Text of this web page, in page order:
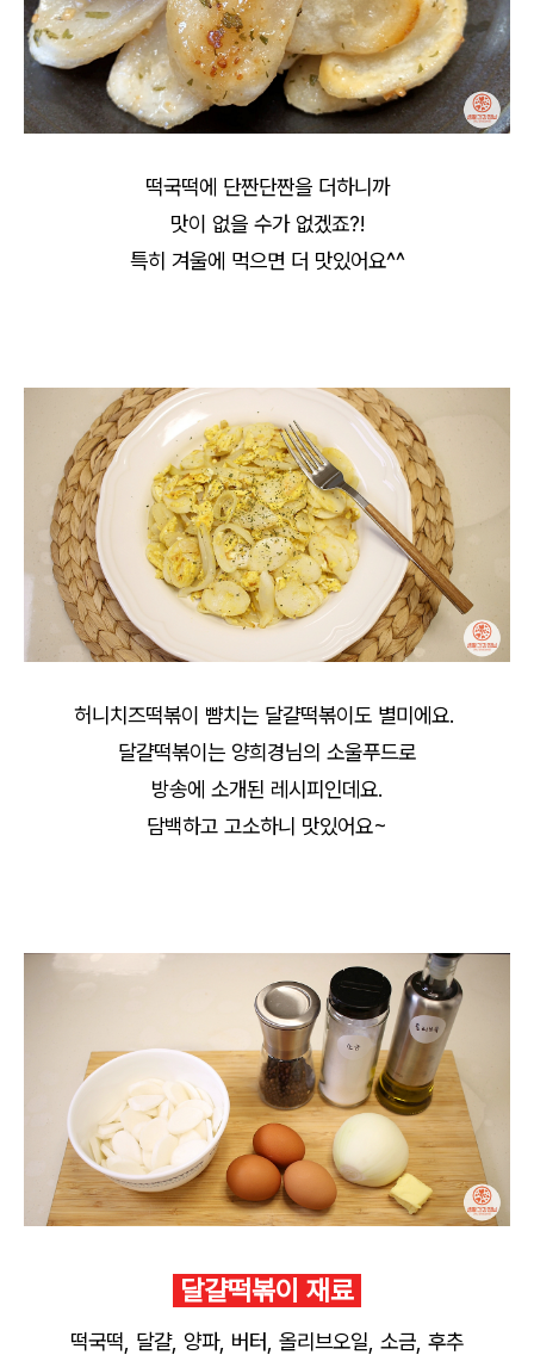
떡국떡에 단짠단짠을 더하니까
맛이 없을 수가 없겠죠?!
특히 겨울에 먹으면 더 맛있어요^^
허니치즈떡볶이 뺨치는 달걀떡볶이도 별미에요.
달걀떡볶이는 양희경님의 소울푸드로
방송에 소개된 레시피인데요.
담백하고 고소하니 맛있어요~
달걀떡볶이 재료
떡국떡, 달걀, 양파, 버터, 올리브오일, 소금, 후추